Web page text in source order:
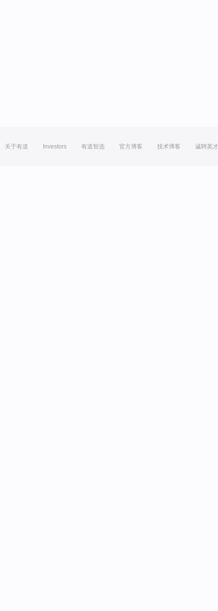
关于有道 Investors 有道智选 官方博客 技术博客 诚聘英才